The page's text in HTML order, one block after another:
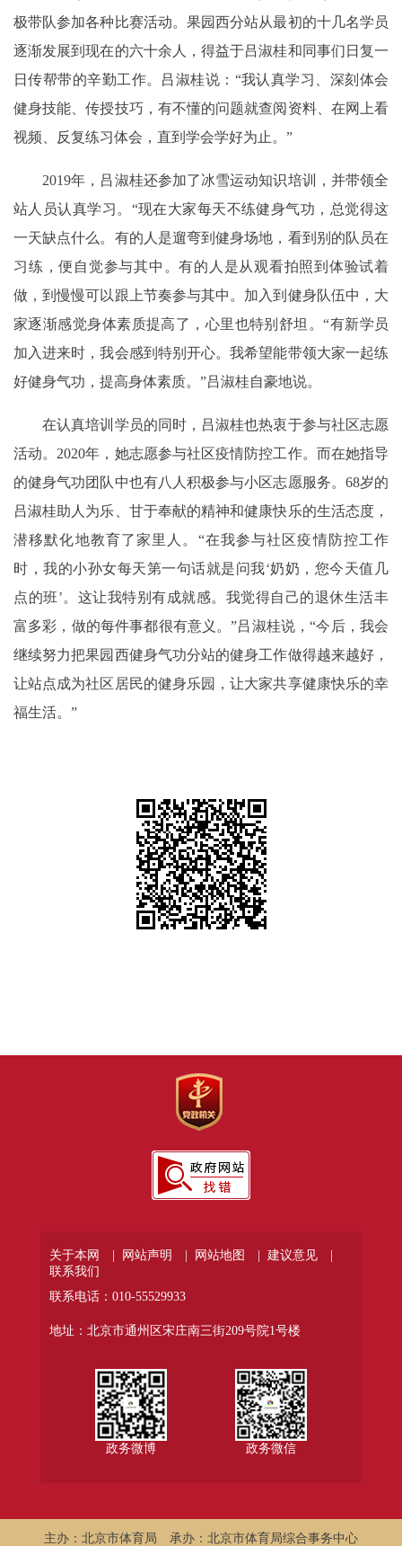
极带队参加各种比赛活动。果园西分站从最初的十几名学员
逐渐发展到现在的六十余人，得益于吕淑桂和同事们日复一
日传帮带的辛勤工作。吕淑桂说：“我认真学习、深刻体会
健身技能、传授技巧，有不懂的问题就查阅资料、在网上看
视频、反复练习体会，直到学会学好为止。”
2019年，吕淑桂还参加了冰雪运动知识培训，并带领全
站人员认真学习。“现在大家每天不练健身气功，总觉得这
一天缺点什么。有的人是遛弯到健身场地，看到别的队员在
习练，便自觉参与其中。有的人是从观看拍照到体验试着
做，到慢慢可以跟上节奏参与其中。加入到健身队伍中，大
家逐渐感觉身体素质提高了，心里也特别舒坦。“有新学员
加入进来时，我会感到特别开心。我希望能带领大家一起练
好健身气功，提高身体素质。”吕淑桂自豪地说。
在认真培训学员的同时，吕淑桂也热衷于参与社区志愿
活动。2020年，她志愿参与社区疫情防控工作。而在她指导
的健身气功团队中也有八人积极参与小区志愿服务。68岁的
吕淑桂助人为乐、甘于奉献的精神和健康快乐的生活态度，
潜移默化地教育了家里人。“在我参与社区疫情防控工作
时，我的小孙女每天第一句话就是问我‘奶奶，您今天值几
点的班’。这让我特别有成就感。我觉得自己的退休生活丰
富多彩，做的每件事都很有意义。”吕淑桂说，“今后，我会
继续努力把果园西健身气功分站的健身工作做得越来越好，
让站点成为社区居民的健身乐园，让大家共享健康快乐的幸
福生活。”
关于本网 | 网站声明 | 网站地图 |
建议意见 |
联系我们
联系电话：010-55529933
地址：北京市通州区宋庄南三街209号院1号楼
政务微博 政务微信
主办：北京市体育局 承办：北京市体育局综合事务中心